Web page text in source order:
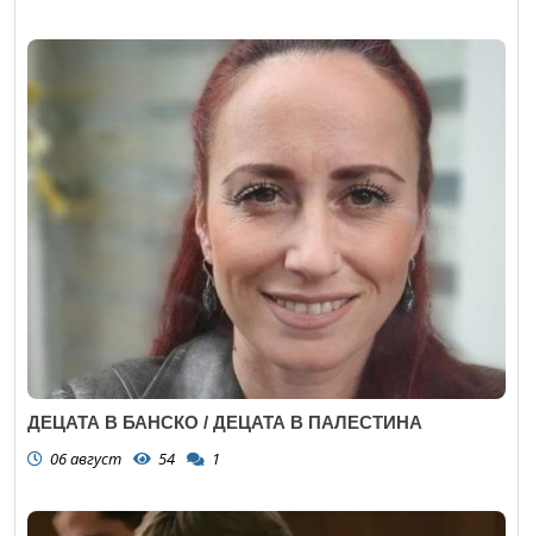
ДЕЦАТА В БАНСКО / ДЕЦАТА В ПАЛЕСТИНА
06 август 54 1